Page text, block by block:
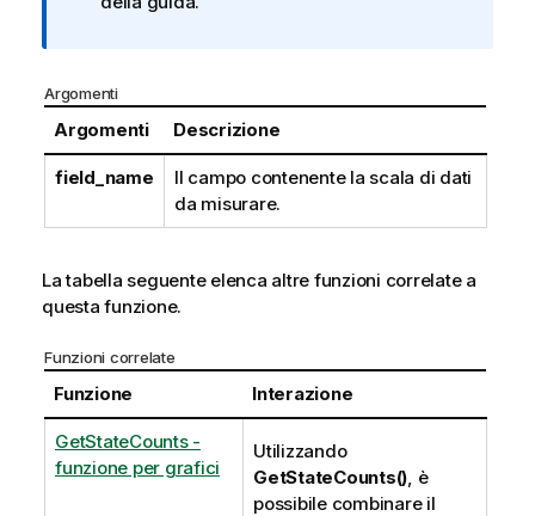
r
t
i
c
Argomenti
Argomenti Descrizione
field_name
Il campo contenente la scala di dati
da misurare.
La tabella seguente elenca altre funzioni correlate a
questa funzione.
Funzioni correlate
Funzione Interazione
GetStateCounts -
funzione per grafici
Utilizzando
GetStateCounts() , è
possibile combinare il